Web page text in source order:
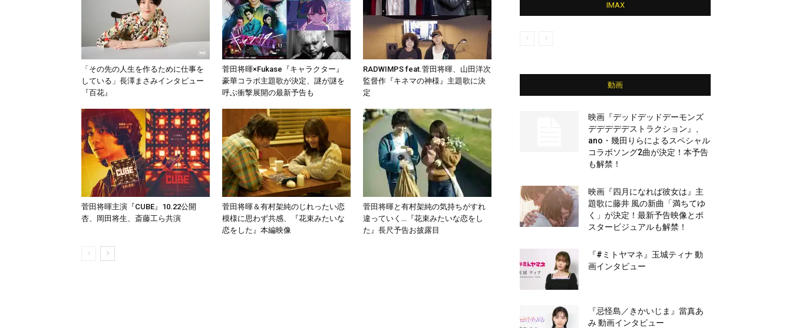
「その先の人生を作るために仕事を
している」長澤まさみインタビュー
『百花』
菅田将暉×Fukase『キャラクター』
豪華コラボ主題歌が決定、謎が謎を
呼ぶ衝撃展開の最新予告も
RADWIMPS feat.菅田将暉、山田洋次
監督作『キネマの神様』主題歌に決
定
菅田将暉主演『CUBE』10.22公開
杏、岡田将生、斎藤工ら共演
菅田将暉＆有村架純のじれったい恋
模様に思わず共感、『花束みたいな
恋をした』本編映像
菅田将暉と有村架純の気持ちがすれ
違っていく…『花束みたいな恋をし
た』長尺予告お披露目
IMAX
動画
映画『デッドデッドデーモンズ
デデデデデストラクション』、
ano・幾田りらによるスペシャル
コラボソング2曲が決定！本予告
も解禁！
映画『四月になれば彼女は』主
題歌に藤井 風の新曲「満ちてゆ
く」が決定！最新予告映像とポ
スタービジュアルも解禁！
『#ミトヤマネ』玉城ティナ 動
画インタビュー
『忌怪島／きかいじま』當真あ
み 動画インタビュー